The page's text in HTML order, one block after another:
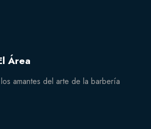
Área
amantes del arte de la barbería